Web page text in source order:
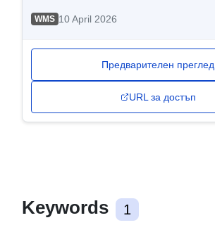
WMS 10 April 2026
Предварителен преглед
URL за достъп
Keywords 1